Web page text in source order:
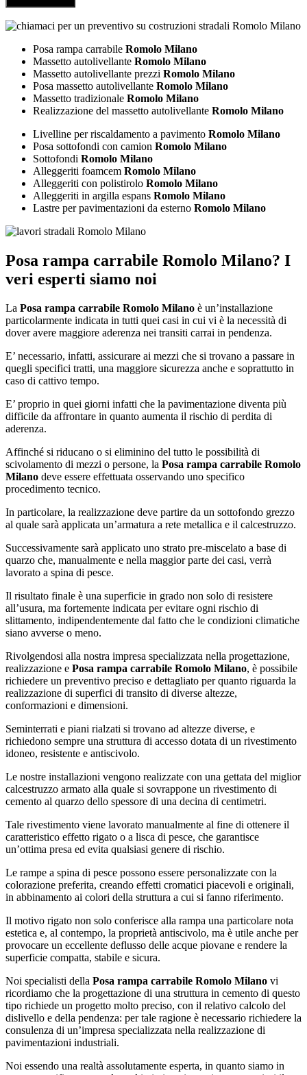
Posa rampa carrabile Romolo Milano
Massetto autolivellante Romolo Milano
Massetto autolivellante prezzi Romolo Milano
Posa massetto autolivellante Romolo Milano
Massetto tradizionale Romolo Milano
Realizzazione del massetto autolivellante Romolo Milano
Livelline per riscaldamento a pavimento Romolo Milano
Posa sottofondi con camion Romolo Milano
Sottofondi Romolo Milano
Alleggeriti foamcem Romolo Milano
Alleggeriti con polistirolo Romolo Milano
Alleggeriti in argilla espans Romolo Milano
Lastre per pavimentazioni da esterno Romolo Milano
Posa rampa carrabile Romolo Milano? I
veri esperti siamo noi
La Posa rampa carrabile Romolo Milano è un’installazione
particolarmente indicata in tutti quei casi in cui vi è la necessità di
dover avere maggiore aderenza nei transiti carrai in pendenza.
E’ necessario, infatti, assicurare ai mezzi che si trovano a passare in
quegli specifici tratti, una maggiore sicurezza anche e soprattutto in
caso di cattivo tempo.
E’ proprio in quei giorni infatti che la pavimentazione diventa più
difficile da affrontare in quanto aumenta il rischio di perdita di
aderenza.
Affinché si riducano o si eliminino del tutto le possibilità di
scivolamento di mezzi o persone, la Posa rampa carrabile Romolo
Milano deve essere effettuata osservando uno specifico
procedimento tecnico.
In particolare, la realizzazione deve partire da un sottofondo grezzo
al quale sarà applicata un’armatura a rete metallica e il calcestruzzo.
Successivamente sarà applicato uno strato pre-miscelato a base di
quarzo che, manualmente e nella maggior parte dei casi, verrà
lavorato a spina di pesce.
Il risultato finale è una superficie in grado non solo di resistere
all’usura, ma fortemente indicata per evitare ogni rischio di
slittamento, indipendentemente dal fatto che le condizioni climatiche
siano avverse o meno.
Rivolgendosi alla nostra impresa specializzata nella progettazione,
realizzazione e Posa rampa carrabile Romolo Milano, è possibile
richiedere un preventivo preciso e dettagliato per quanto riguarda la
realizzazione di superfici di transito di diverse altezze,
conformazioni e dimensioni.
Seminterrati e piani rialzati si trovano ad altezze diverse, e
richiedono sempre una struttura di accesso dotata di un rivestimento
idoneo, resistente e antiscivolo.
Le nostre installazioni vengono realizzate con una gettata del miglior
calcestruzzo armato alla quale si sovrappone un rivestimento di
cemento al quarzo dello spessore di una decina di centimetri.
Tale rivestimento viene lavorato manualmente al fine di ottenere il
caratteristico effetto rigato o a lisca di pesce, che garantisce
un’ottima presa ed evita qualsiasi genere di rischio.
Le rampe a spina di pesce possono essere personalizzate con la
colorazione preferita, creando effetti cromatici piacevoli e originali,
in abbinamento ai colori della struttura a cui si fanno riferimento.
Il motivo rigato non solo conferisce alla rampa una particolare nota
estetica e, al contempo, la proprietà antiscivolo, ma è utile anche per
provocare un eccellente deflusso delle acque piovane e rendere la
superficie compatta, stabile e sicura.
Noi specialisti della Posa rampa carrabile Romolo Milano vi
ricordiamo che la progettazione di una struttura in cemento di questo
tipo richiede un progetto molto preciso, con il relativo calcolo del
dislivello e della pendenza: per tale ragione è necessario richiedere la
consulenza di un’impresa specializzata nella realizzazione di
pavimentazioni industriali.
Noi essendo una realtà assolutamente esperta, in quanto siamo in